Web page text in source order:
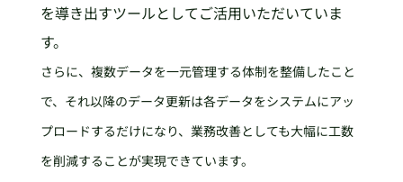
を導き出すツールとしてご活用いただいていま
す。
さらに、複数データを一元管理する体制を整備したこと
で、それ以降のデータ更新は各データをシステムにアッ
プロードするだけになり、業務改善としても大幅に工数
を削減することが実現できています。